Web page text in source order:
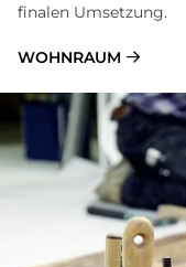
finalen Umsetzung.
WOHNRAUM